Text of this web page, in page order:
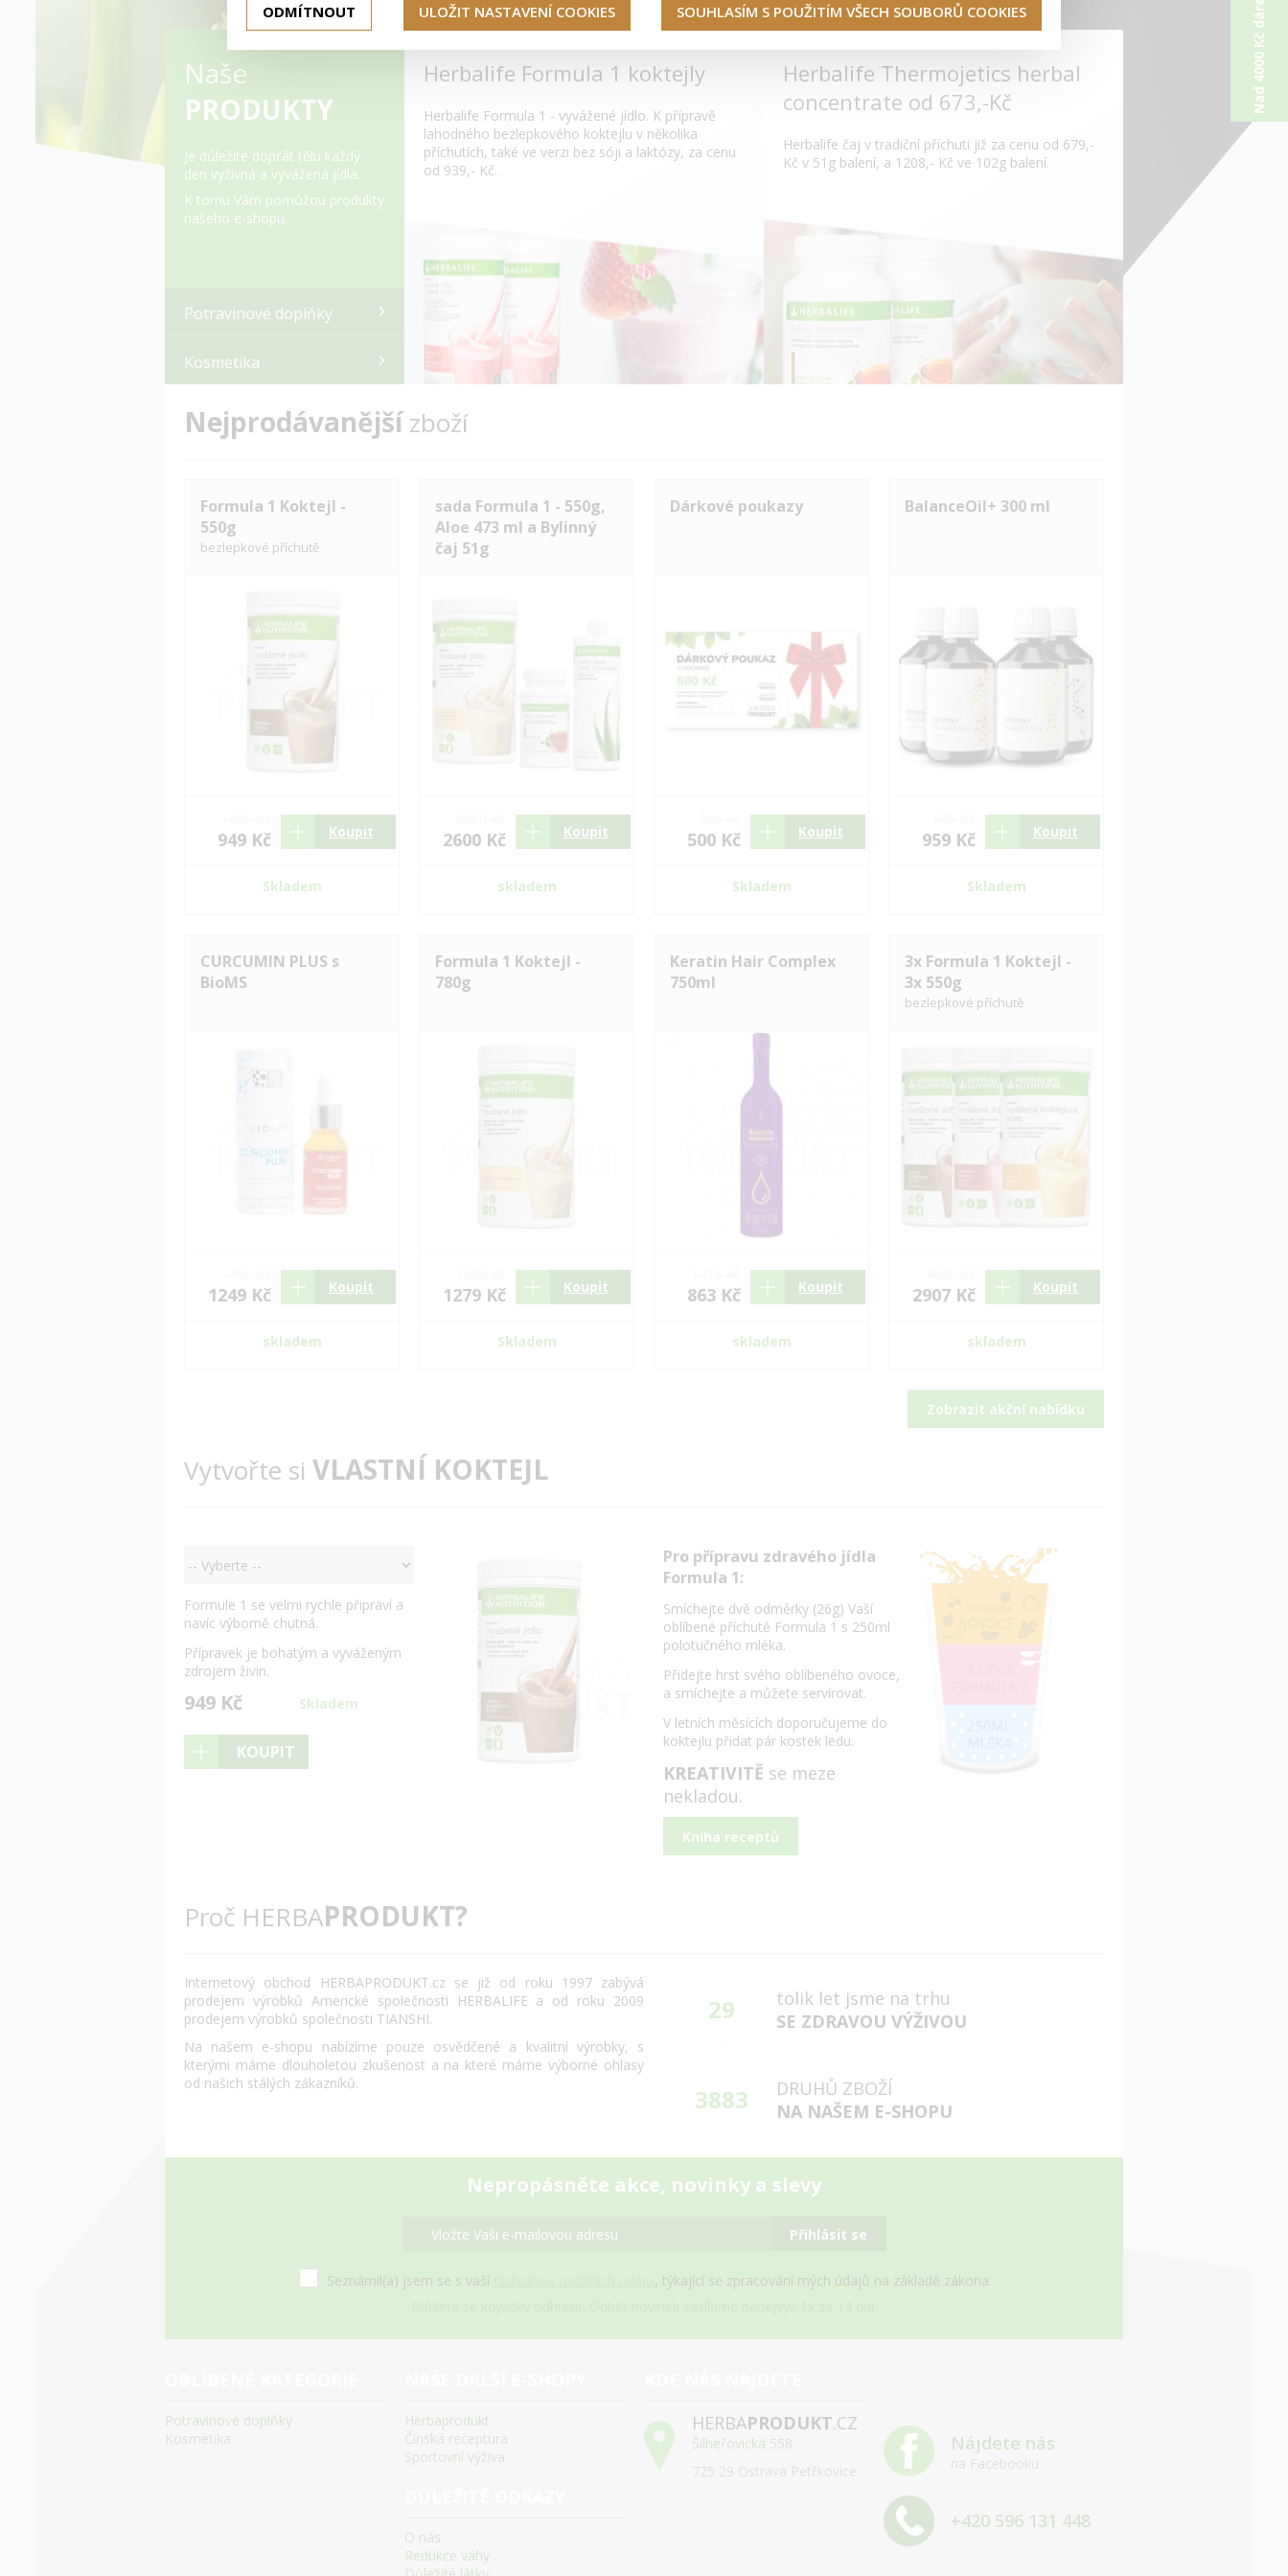
Naše
PRODUKTY
Je důležité dopřát tělu každý
den vyživná a vyvážená jídla.
K tomu Vám pomůžou produkty
našeho e-shopu.
Potravinové doplňky
Kosmetika
Herbalife Formula 1 koktejly
Herbalife Formula 1 - vyvážené jídlo. K přípravě
lahodného bezlepkového koktejlu v několika
příchutích, také ve verzi bez sóji a laktózy, za cenu
od 939,- Kč.
Herbalife Thermojetics herbal
concentrate od 673,-Kč
Herbalife čaj v tradiční příchuti již za cenu od 679,-
Kč v 51g balení, a 1208,- Kč ve 102g balení.
Nejprodávanějšízboží
Formula 1 Koktejl -
550g
bezlepkové příchutě
949 Kč Koupit
Skladem
sada Formula 1 - 550g,
Aloe 473 ml a Bylinný
čaj 51g
2600 Kč Koupit
skladem
Dárkové poukazy
500 Kč Koupit
Skladem
BalanceOil+ 300 ml
959 Kč Koupit
Skladem
CURCUMIN PLUS s
BioMS
1249 Kč Koupit
skladem
Formula 1 Koktejl -
780g
1279 Kč Koupit
Skladem
Keratin Hair Complex
750ml
863 Kč Koupit
skladem
3x Formula 1 Koktejl -
3x 550g
bezlepkové příchutě
2907 Kč Koupit
skladem
Zobrazit akční nabídku
Vytvořte si VLASTNÍ KOKTEJL
Formule 1 se velmi rychle připraví a
navíc výborně chutná.
Přípravek je bohatým a vyváženým
zdrojem živin.
949 Kč Skladem
KOUPIT
Pro přípravu zdravého jídla
Formula 1:
Smíchejte dvě odměrky (26g) Vaší
oblíbené příchutě Formula 1 s 250ml
polotučného mléka.
Přidejte hrst svého oblíbeného ovoce,
a smíchejte a můžete servírovat.
V letních měsících doporučujeme do
koktejlu přidat pár kostek ledu.
KREATIVITĚ se meze
nekladou.
Kniha receptů
Proč HERBAPRODUKT?
Internetový obchod HERBAPRODUKT.cz se již od roku 1997 zabývá
prodejem výrobků Americké společnosti HERBALIFE a od roku 2009
prodejem výrobků společnosti TIANSHI.
Na našem e-shopu nabízíme pouze osvědčené a kvalitní výrobky, s
kterými máme dlouholetou zkušenost a na které máme výborné ohlasy
od našich stálých zákazníků.
29
tolik let jsme na trhu
SE ZDRAVOU VÝŽIVOU
3883
DRUHŮ ZBOŽÍ
NA NAŠEM E-SHOPU
Nepropásněte akce, novinky a slevy
Přihlásit se
Seznámil(a) jsem se s vaší
, týkající se zpracování mých údajů na základě zákona
Potravinové doplňky
Kosmetika
Herbaprodukt
Čínská receptura
Sportovní výživa
O nás
Redukce váhy
HERBAPRODUKT.CZ
Šilheřovická 558
725 29 Ostrava Petřkovice
Nájdete nás
na Facebooku
+420 596 131 448
ODMÍTNOUT ULOŽIT NASTAVENÍ COOKIES SOUHLASÍM S POUŽITÍM VŠECH SOUBORŮ COOKIES